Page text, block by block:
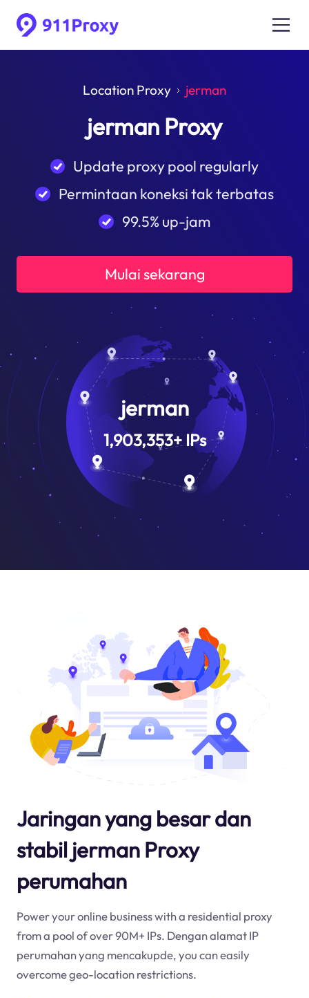
Location Proxy jerman
jerman Proxy
Update proxy pool regularly
Permintaan koneksi tak terbatas
99.5% up-jam
Mulai sekarang
jerman
1,903,353+IPs
Jaringan yang besar dan
stabil jerman Proxy
perumahan
Power your online business with a residential proxy
from a pool of over 90M+ IPs. Dengan alamat IP
perumahan yang mencakupde, you can easily
overcome geo-location restrictions.